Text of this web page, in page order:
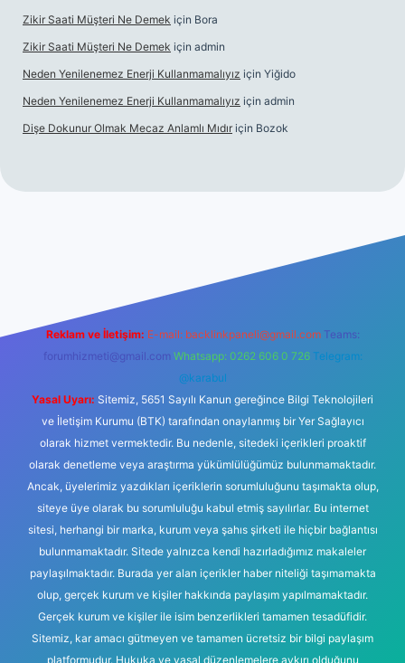
Zikir Saati Müşteri Ne Demek için Bora
Zikir Saati Müşteri Ne Demek için admin
Neden Yenilenemez Enerji Kullanmamalıyız için Yiğido
Neden Yenilenemez Enerji Kullanmamalıyız için admin
Dişe Dokunur Olmak Mecaz Anlamlı Mıdır için Bozok
Reklam ve İletişim: E-mail: backlinkpaneli@gmail.com Teams:
forumhizmeti@gmail.com Whatsapp: 0262 606 0 726 Telegram:
@karabul
Yasal Uyarı: Sitemiz, 5651 Sayılı Kanun gereğince Bilgi Teknolojileri
ve İletişim Kurumu (BTK) tarafından onaylanmış bir Yer Sağlayıcı
olarak hizmet vermektedir. Bu nedenle, sitedeki içerikleri proaktif
olarak denetleme veya araştırma yükümlülüğümüz bulunmamaktadır.
Ancak, üyelerimiz yazdıkları içeriklerin sorumluluğunu taşımakta olup,
siteye üye olarak bu sorumluluğu kabul etmiş sayılırlar. Bu internet
sitesi, herhangi bir marka, kurum veya şahıs şirketi ile hiçbir bağlantısı
bulunmamaktadır. Sitede yalnızca kendi hazırladığımız makaleler
paylaşılmaktadır. Burada yer alan içerikler haber niteliği taşımamakta
olup, gerçek kurum ve kişiler hakkında paylaşım yapılmamaktadır.
Gerçek kurum ve kişiler ile isim benzerlikleri tamamen tesadüfidir.
Sitemiz, kar amacı gütmeyen ve tamamen ücretsiz bir bilgi paylaşım
platformudur. Hukuka ve yasal düzenlemelere aykırı olduğunu